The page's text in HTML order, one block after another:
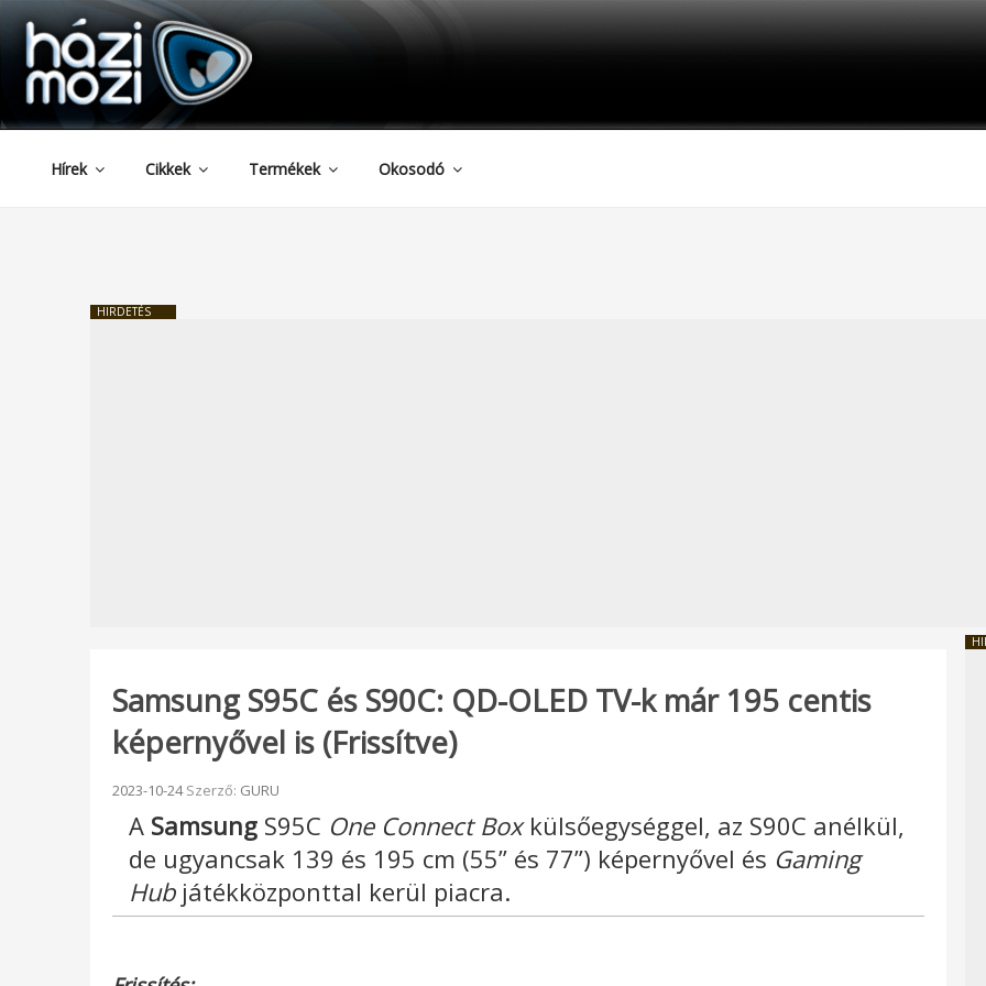
Tartalomhoz
HAZIMOZI
Hírek Cikkek Termékek Okosodó
HIRDETÉS
Samsung S95C és S90C: QD-OLED TV-k már 195 centis
képernyővel is (Frissítve)
Beküldve:
2023-10-24Szerző: GURU
A Samsung S95C One Connect Boxkülsőegységgel, az S90C anélkül,
de ugyancsak 139 és 195 cm (55” és 77”) képernyővel és Gaming
Hub játékközponttal kerül piacra.